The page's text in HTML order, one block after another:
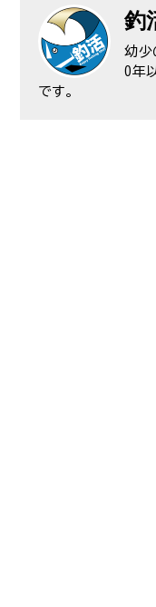
釣
幼少
0年
です。